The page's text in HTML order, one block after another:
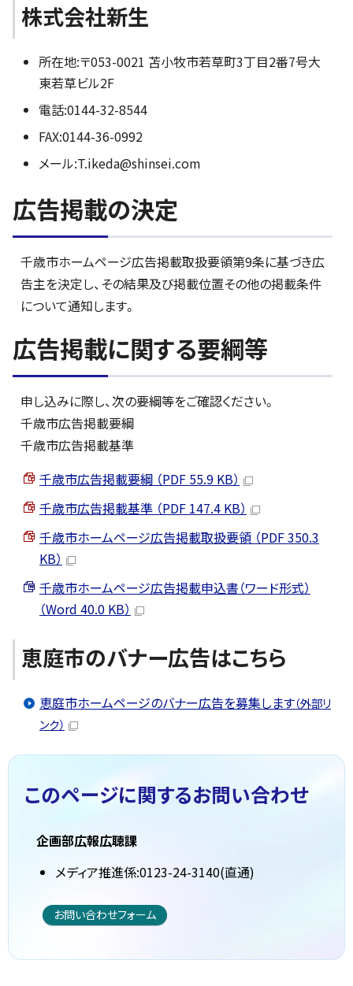
株式会社新生
所在地:〒053-0021 苫小牧市若草町3丁目2番7号大
東若草ビル2F
電話:0144-32-8544
FAX:0144-36-0992
メール:T.ikeda@shinsei.com
広告掲載の決定
千歳市ホームページ広告掲載取扱要領第9条に基づき広
告主を決定し、その結果及び掲載位置その他の掲載条件
について通知します。
広告掲載に関する要綱等
申し込みに際し、次の要綱等をご確認ください。
千歳市広告掲載要綱
千歳市広告掲載基準
千歳市広告掲載要綱 （PDF 55.9 KB）
千歳市広告掲載基準 （PDF 147.4 KB）
千歳市ホームページ広告掲載取扱要領 （PDF 350.3
KB）
千歳市ホームページ広告掲載申込書（ワード形式）
（Word 40.0 KB）
恵庭市のバナー広告はこちら
恵庭市ホームページのバナー広告を募集します（外部リ
ンク）
このページに関するお問い合わせ
企画部広報広聴課
メディア推進係:0123-24-3140(直通)
お問い合わせフォーム